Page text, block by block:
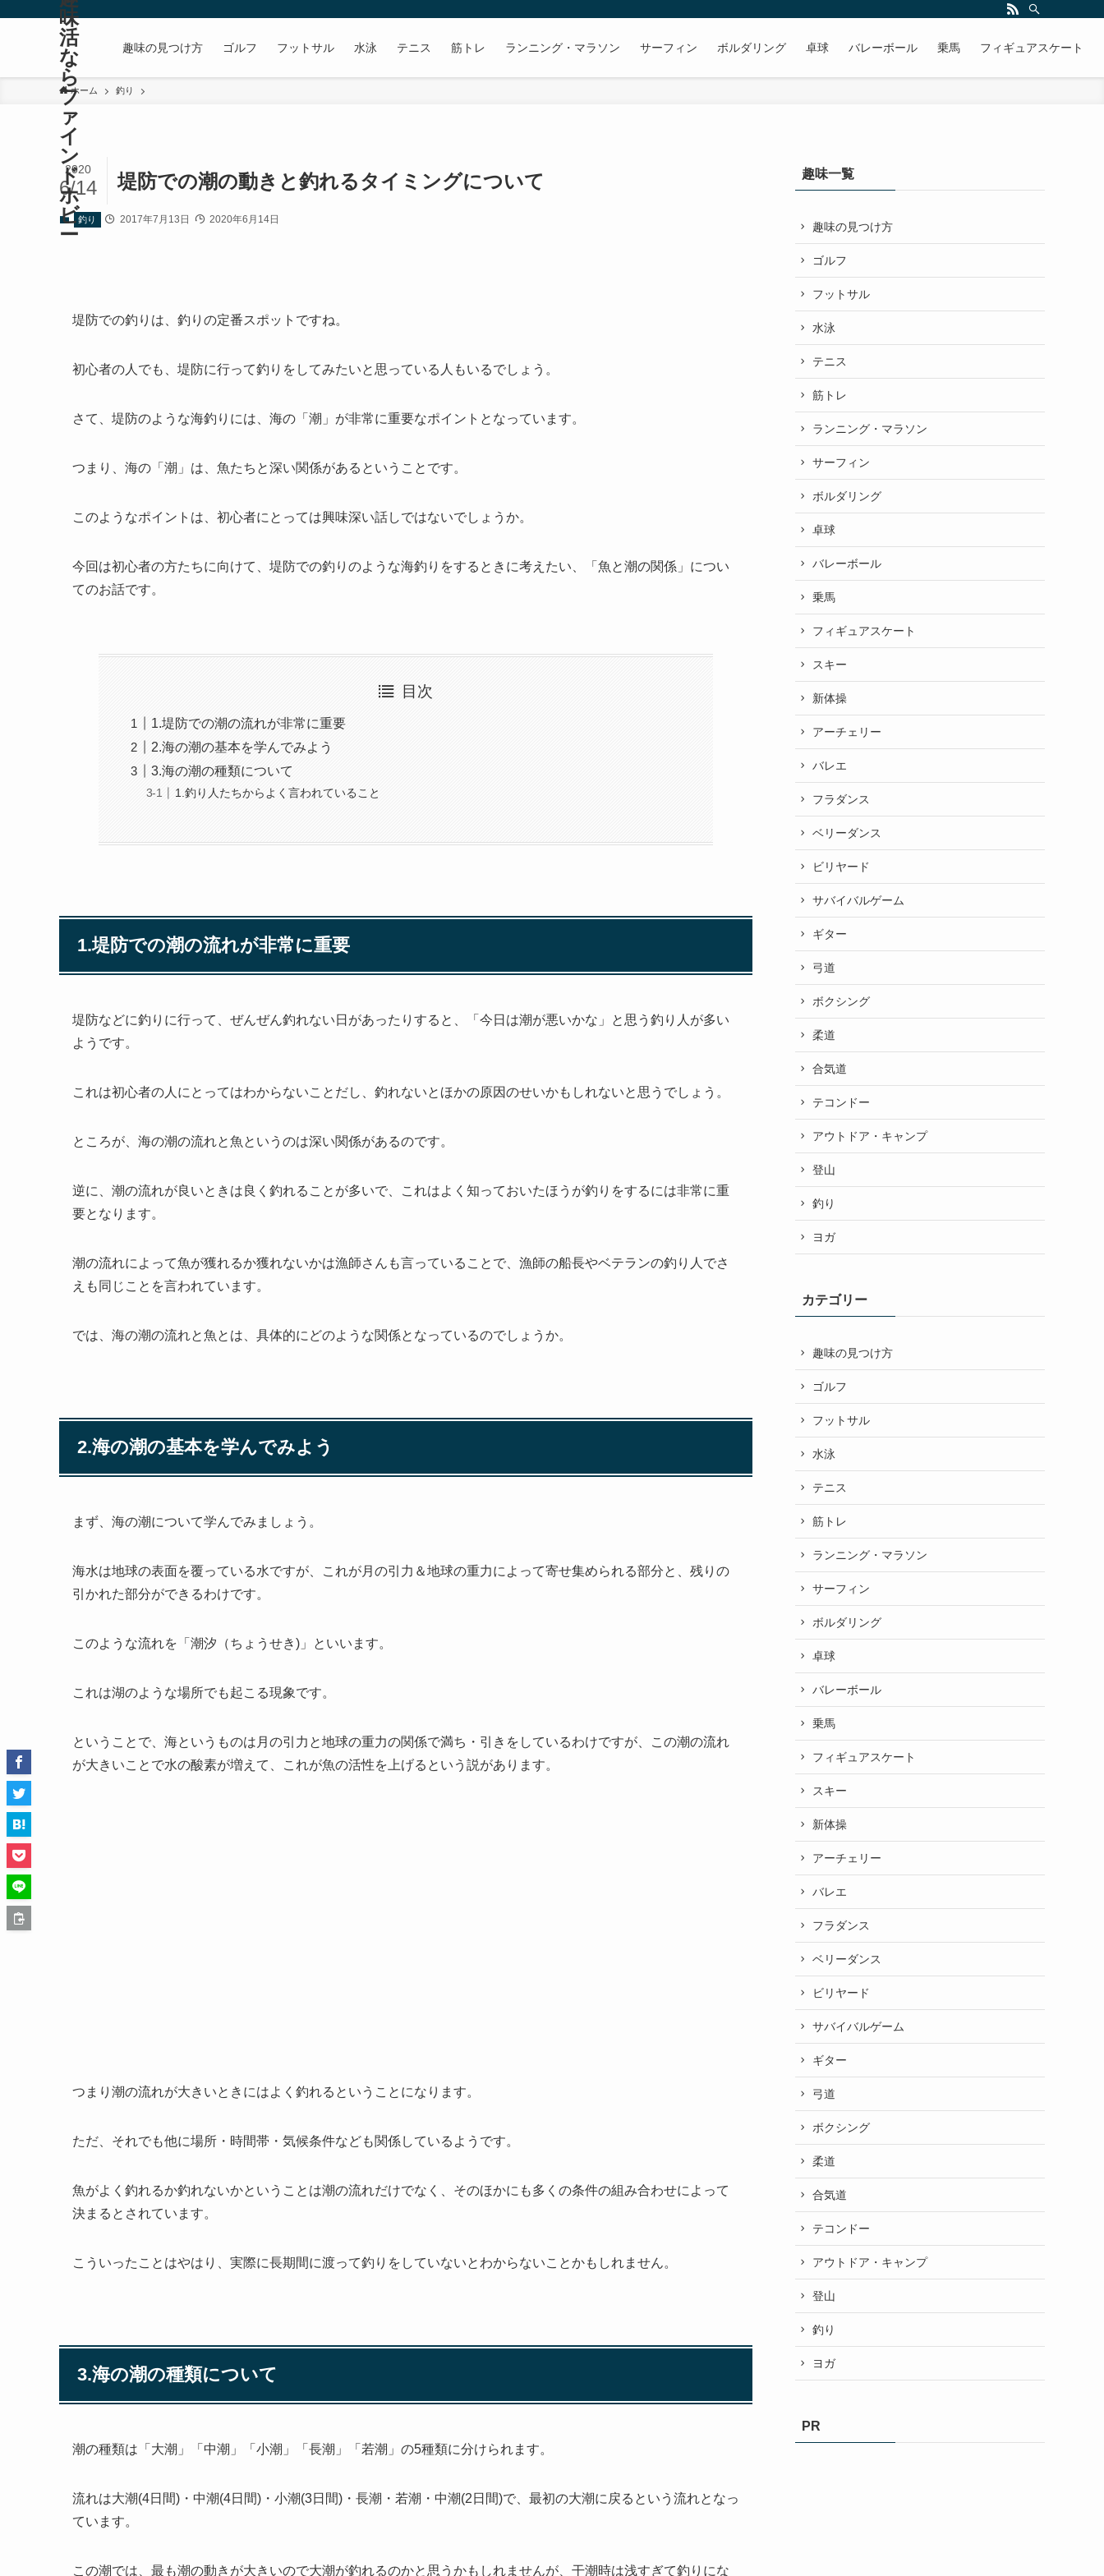
味
活
な
ら
フ
ァ
イ
ン
ド
ホ
ビ
ー
趣味の見つけ方 ゴルフ フットサル 水泳 テニス 筋トレ ランニング・マラソン サーフィン ボルダリング 卓球 バレーボール 乗馬 フィギュアスケート
ホーム 釣り
堤防での潮の動きと釣れるタイミングについて
2020
6/14
釣り 2017年7月13日 2020年6月14日
堤防での釣りは、釣りの定番スポットですね。
初心者の人でも、堤防に行って釣りをしてみたいと思っている人もいるでしょう。
さて、堤防のような海釣りには、海の「潮」が非常に重要なポイントとなっています。
つまり、海の「潮」は、魚たちと深い関係があるということです。
このようなポイントは、初心者にとっては興味深い話しではないでしょうか。
今回は初心者の方たちに向けて、堤防での釣りのような海釣りをするときに考えたい、「魚と潮の関係」につい
てのお話です。
目次
1.堤防での潮の流れが非常に重要
2.海の潮の基本を学んでみよう
3.海の潮の種類について
1.釣り人たちからよく言われていること
1.堤防での潮の流れが非常に重要
堤防などに釣りに行って、ぜんぜん釣れない日があったりすると、「今日は潮が悪いかな」と思う釣り人が多い
ようです。
これは初心者の人にとってはわからないことだし、釣れないとほかの原因のせいかもしれないと思うでしょう。
ところが、海の潮の流れと魚というのは深い関係があるのです。
逆に、潮の流れが良いときは良く釣れることが多いで、これはよく知っておいたほうが釣りをするには非常に重
要となります。
潮の流れによって魚が獲れるか獲れないかは漁師さんも言っていることで、漁師の船長やベテランの釣り人でさ
えも同じことを言われています。
では、海の潮の流れと魚とは、具体的にどのような関係となっているのでしょうか。
2.海の潮の基本を学んでみよう
まず、海の潮について学んでみましょう。
海水は地球の表面を覆っている水ですが、これが月の引力＆地球の重力によって寄せ集められる部分と、残りの
引かれた部分ができるわけです。
このような流れを「潮汐（ちょうせき)」といいます。
これは湖のような場所でも起こる現象です。
ということで、海というものは月の引力と地球の重力の関係で満ち・引きをしているわけですが、この潮の流れ
が大きいことで水の酸素が増えて、これが魚の活性を上げるという説があります。
つまり潮の流れが大きいときにはよく釣れるということになります。
ただ、それでも他に場所・時間帯・気候条件なども関係しているようです。
魚がよく釣れるか釣れないかということは潮の流れだけでなく、そのほかにも多くの条件の組み合わせによって
決まるとされています。
こういったことはやはり、実際に長期間に渡って釣りをしていないとわからないことかもしれません。
3.海の潮の種類について
潮の種類は「大潮」「中潮」「小潮」「長潮」「若潮」の5種類に分けられます。
流れは大潮(4日間)・中潮(4日間)・小潮(3日間)・長潮・若潮・中潮(2日間)で、最初の大潮に戻るという流れとなっ
ています。
この潮では、最も潮の動きが大きいので大潮が釣れるのかと思うかもしれませんが、干潮時は浅すぎて釣りにな
趣味一覧
趣味の見つけ方
ゴルフ
フットサル
水泳
テニス
筋トレ
ランニング・マラソン
サーフィン
ボルダリング
卓球
バレーボール
乗馬
フィギュアスケート
スキー
新体操
アーチェリー
バレエ
フラダンス
ベリーダンス
ビリヤード
サバイバルゲーム
ギター
弓道
ボクシング
柔道
合気道
テコンドー
アウトドア・キャンプ
登山
釣り
ヨガ
カテゴリー
趣味の見つけ方
ゴルフ
フットサル
水泳
テニス
筋トレ
ランニング・マラソン
サーフィン
ボルダリング
卓球
バレーボール
乗馬
フィギュアスケート
スキー
新体操
アーチェリー
バレエ
フラダンス
ベリーダンス
ビリヤード
サバイバルゲーム
ギター
弓道
ボクシング
柔道
合気道
テコンドー
アウトドア・キャンプ
登山
釣り
ヨガ
PR